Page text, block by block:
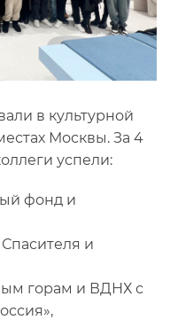
в культурной
Москвы. За 4
успели:
фонд и
и
горам и ВДНХ с